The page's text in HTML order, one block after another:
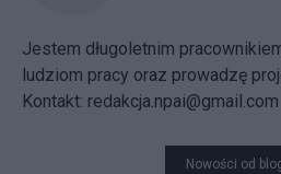
Jestem długoletnim
ludziom pracy oraz prowadzę
Kontakt: redakcja.npai@gmail.com
Nowości od